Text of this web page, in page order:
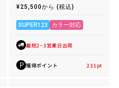
通
価
格
¥25,500から (税込)
SUPER123 カラー対応
最短2~3営業日出荷
P 獲得ポイント 231 pt